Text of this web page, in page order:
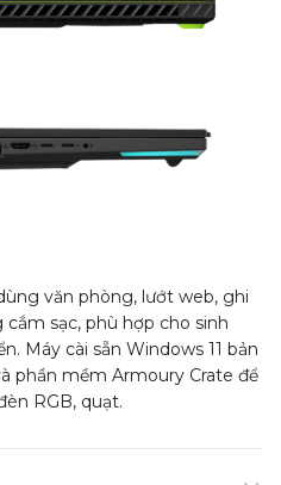
văn phòng, lướt web, ghi
sạc, phù hợp cho sinh
Máy cài sẵn Windows 11 bản
phần mềm Armoury Crate để
RGB, quạt.